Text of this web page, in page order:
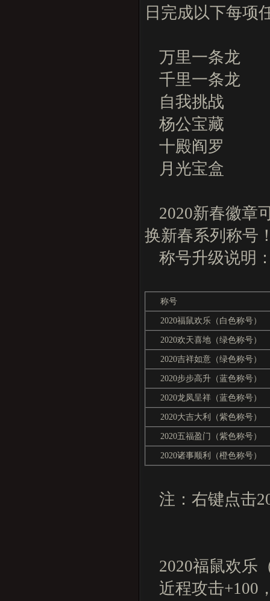
日完成以下每项
万里一条龙
千里一条龙
自我挑战
杨公宝藏
十殿阎罗
月光宝盒
2020新春徽章
换新春系列称号
称号升级说明
称号
2020福鼠欢乐（白色称号）
2020欢天喜地（绿色称号）
2020吉祥如意（绿色称号）
2020步步高升（蓝色称号）
2020龙凤呈祥（蓝色称号）
2020大吉大利（紫色称号）
2020五福盈门（紫色称号）
2020诸事顺利（橙色称号）
注：右键点击
2020福鼠欢乐
近程攻击+100